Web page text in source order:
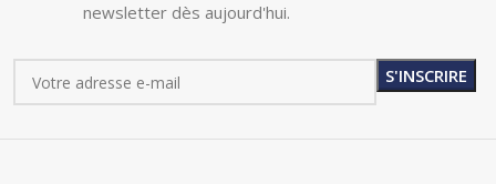
newsletter dès aujourd'hui.